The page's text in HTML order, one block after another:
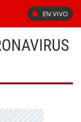
EN VIVO